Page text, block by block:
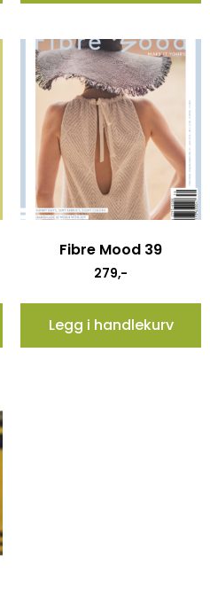
Fibre Mood 39
279,-
Legg i handlekurv